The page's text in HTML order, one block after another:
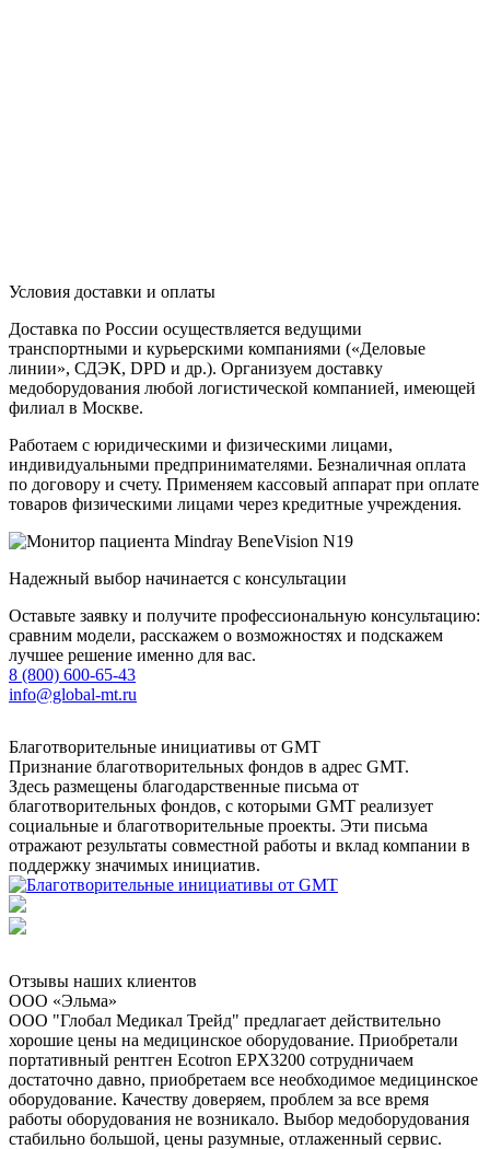
Условия доставки и оплаты
Доставка по России осуществляется ведущими
транспортными и курьерскими компаниями («Деловые
линии», СДЭК, DPD и др.). Организуем доставку
медоборудования любой логистической компанией, имеющей
филиал в Москве.
Работаем с юридическими и физическими лицами,
индивидуальными предпринимателями. Безналичная оплата
по договору и счету. Применяем кассовый аппарат при оплате
товаров физическими лицами через кредитные учреждения.
Надежный выбор начинается с консультации
Оставьте заявку и получите профессиональную консультацию:
сравним модели, расскажем о возможностях и подскажем
лучшее решение именно для вас.
8 (800) 600-65-43
info@global-mt.ru
Благотворительные инициативы от GMT
Признание благотворительных фондов в адрес GMT.
Здесь размещены благодарственные письма от
благотворительных фондов, с которыми GMT реализует
социальные и благотворительные проекты. Эти письма
отражают результаты совместной работы и вклад компании в
поддержку значимых инициатив.
Отзывы наших клиентов
ООО «Эльма»
ООО "Глобал Медикал Трейд" предлагает действительно
хорошие цены на медицинское оборудование. Приобретали
портативный рентген Ecotron EPX3200 сотрудничаем
достаточно давно, приобретаем все необходимое медицинское
оборудование. Качеству доверяем, проблем за все время
работы оборудования не возникало. Выбор медоборудования
стабильно большой, цены разумные, отлаженный сервис.